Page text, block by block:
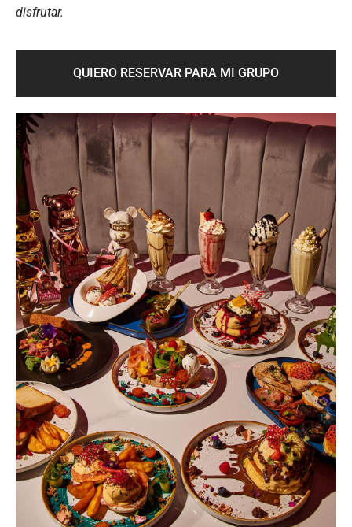
disfrutar.
QUIERO RESERVAR PARA MI GRUPO